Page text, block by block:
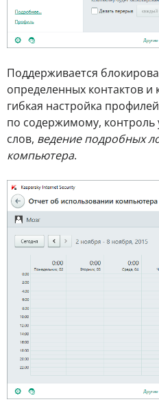
Поддерживается
определенных контактов
гибкая настройка
по содержимому,
слов, ведение подробных
компьютера.